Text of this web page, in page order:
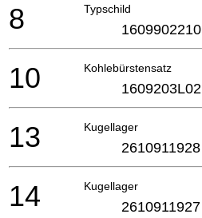
Typschild
8 1609902210
Kohlebürstensatz
10 1609203L02
Kugellager
13 2610911928
Kugellager
14 2610911927